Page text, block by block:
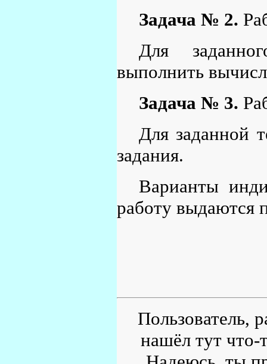
Задача № 2.
Для
выполнить
Задача № 3.
Для заданной
задания.
Варианты
работу выдаются
Пользователь,
нашёл тут что-